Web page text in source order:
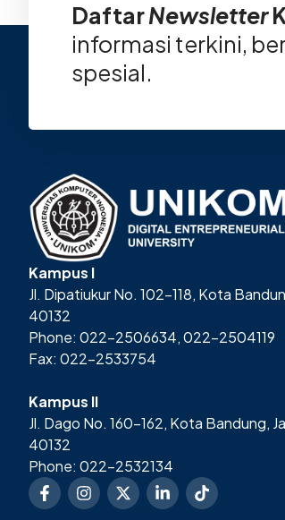
DaftarNewsletter
informasi terkini,
spesial.
Kampus I
Jl. Dipatiukur No. 102-118, Kota
40132
Phone: 022-2506634, 022-2504119
Fax: 022-2533754
Kampus II
Jl. Dago No. 160-162, Kota Bandung,
40132
Phone: 022-2532134